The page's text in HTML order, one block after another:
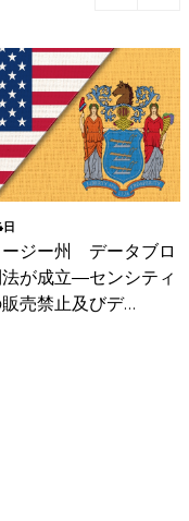
ージー州 データブロ
が成立―センシティ
売禁止及びデ…